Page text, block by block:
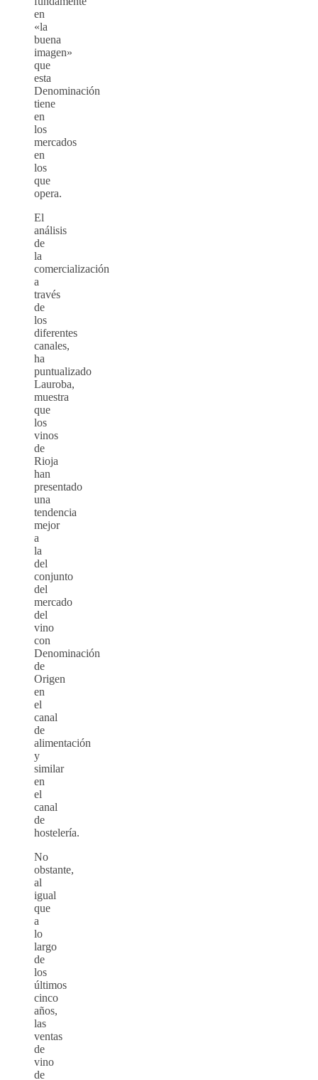
en
«la
buena
imagen»
que
esta
Denominación
tiene
en
los
mercados
en
los
que
opera.
El
análisis
de
la
comercialización
a
través
de
los
diferentes
canales,
ha
puntualizado
Lauroba,
muestra
que
los
vinos
de
Rioja
han
presentado
una
tendencia
mejor
a
la
del
conjunto
del
mercado
del
vino
con
Denominación
de
Origen
en
el
canal
de
alimentación
y
similar
en
el
canal
de
hostelería.
No
obstante,
al
igual
que
a
lo
largo
de
los
últimos
cinco
años,
las
ventas
de
vino
de